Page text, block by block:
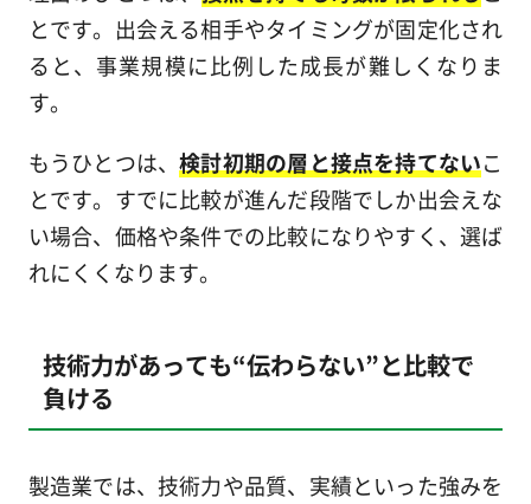
とです。出会える相手やタイミングが固定化され
ると、事業規模に比例した成長が難しくなりま
す。
もうひとつは、検討初期の層と接点を持てないこ
とです。すでに比較が進んだ段階でしか出会えな
い場合、価格や条件での比較になりやすく、選ば
れにくくなります。
技術力があっても“伝わらない”と比較で
負ける
製造業では、技術力や品質、実績といった強みを